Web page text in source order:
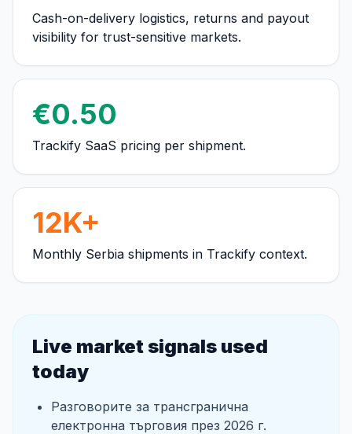
Cash-on-delivery logistics, returns and payout
visibility for trust-sensitive markets.
€0.50
Trackify SaaS pricing per shipment.
12K+
Monthly Serbia shipments in Trackify context.
Live market signals used
today
Разговорите за трансгранична
електронна търговия през 2026 г.